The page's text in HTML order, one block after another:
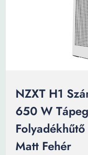
NZXT H1
650 W
Matt Fehér